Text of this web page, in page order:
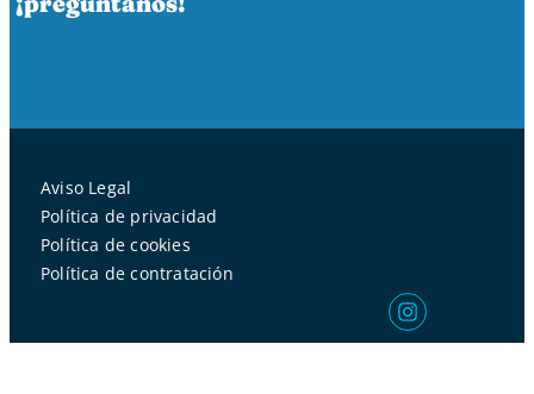
Aviso Legal
Política de privacidad
Política de cookies
Política de contratación